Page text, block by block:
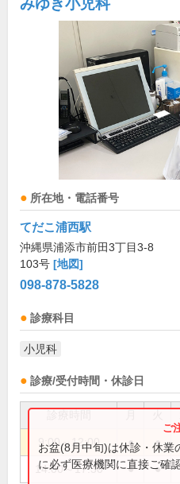
みゆき小児科
所在地・電話番号
てだこ浦西駅
沖縄県浦添市前田3丁目3-8
103号 [地図]
098-878-5828
診療科目
小児科
診療/受付時間・休診日
9:00～12:00 ● ●
14:00～17:30 ● ●
お盆(8月中旬)は休診・休業
に必ず医療機関に直接ご確